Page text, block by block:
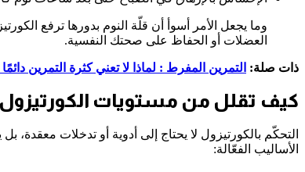
وما يجعل الأمر أسوأ أن قلّة النوم بدورها ترفع
العضلات أو الحفاظ على صحتك النفسية.
ذات صلة: التمرين المفرط : لماذا لا تعني كثرة التمرين
كيف تقلل من مستويات الكورتيزول
التحكّم بالكورتيزول لا يحتاج إلى أدوية أو تدخلات معقدة،
الأساليب الفعّالة: